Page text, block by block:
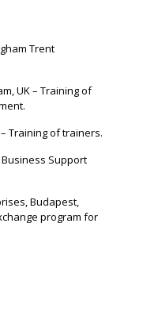
Trent
UK – Training of
Training of trainers.
Support
Budapest,
program for